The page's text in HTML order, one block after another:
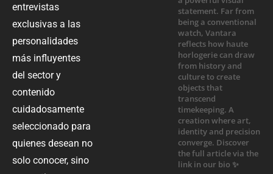
entrevistas
exclusivas a las
personalidades
más influyentes
del sector y
contenido
cuidadosamente
seleccionado para
quienes desean no
solo conocer, sino